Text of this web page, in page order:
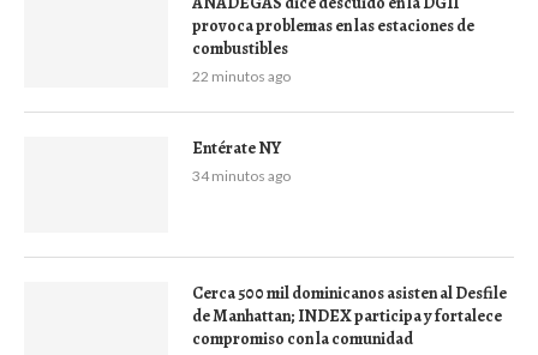
provoca problemas en las estaciones de
combustibles
22 minutos ago
Entérate NY
34 minutos ago
Cerca 500 mil dominicanos asisten al Desfile
de Manhattan; INDEX participa y fortalece
compromiso con la comunidad